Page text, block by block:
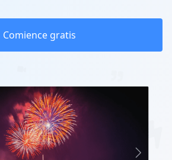
Comience gratis